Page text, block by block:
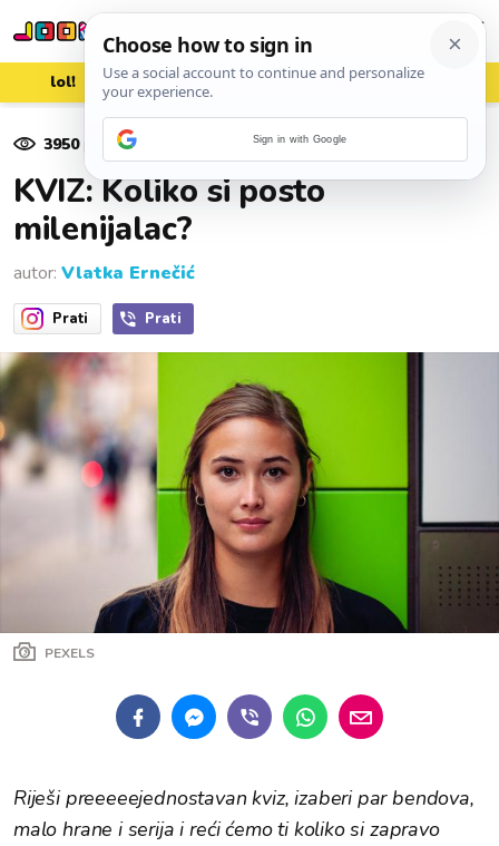
lol! aww vrh! woot?!
3950pregleda
KVIZ: Koliko si posto
milenijalac?
autor: Vlatka Ernečić
Prati Prati
PEXELS
Riješi preeeeejednostavan kviz, izaberi par bendova,
malo hrane i serija i reći ćemo ti koliko si zapravo
Sign in with Google